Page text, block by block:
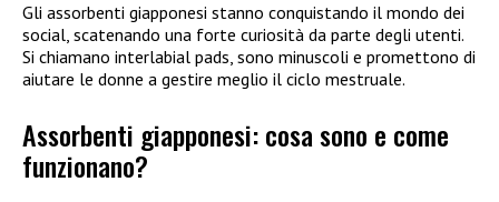
Gli assorbenti giapponesi stanno conquistando il mondo dei
social, scatenando una forte curiosità da parte degli utenti.
Si chiamano interlabial pads, sono minuscoli e promettono di
aiutare le donne a gestire meglio il ciclo mestruale.
Assorbenti giapponesi: cosa sono e come
funzionano?